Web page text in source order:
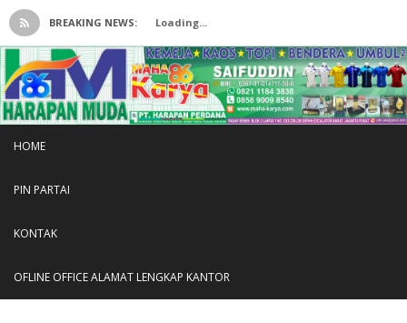
BREAKING NEWS: Loading...
HOME
PIN PARTAI
KONTAK
OFLINE OFFICE ALAMAT LENGKAP KANTOR